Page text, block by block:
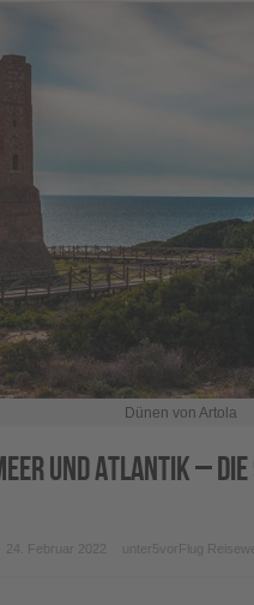
Dünen von Artola
und Atlantik –
24. Februar 2022 unter 5vorFlug